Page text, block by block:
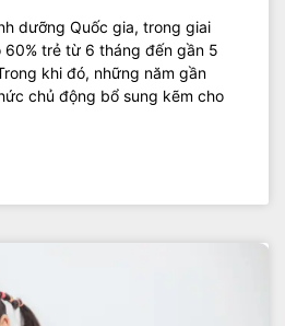
dưỡng Quốc gia, trong giai
60% trẻ từ 6 tháng đến gần 5
khi đó, những năm gần
chủ động bổ sung kẽm cho